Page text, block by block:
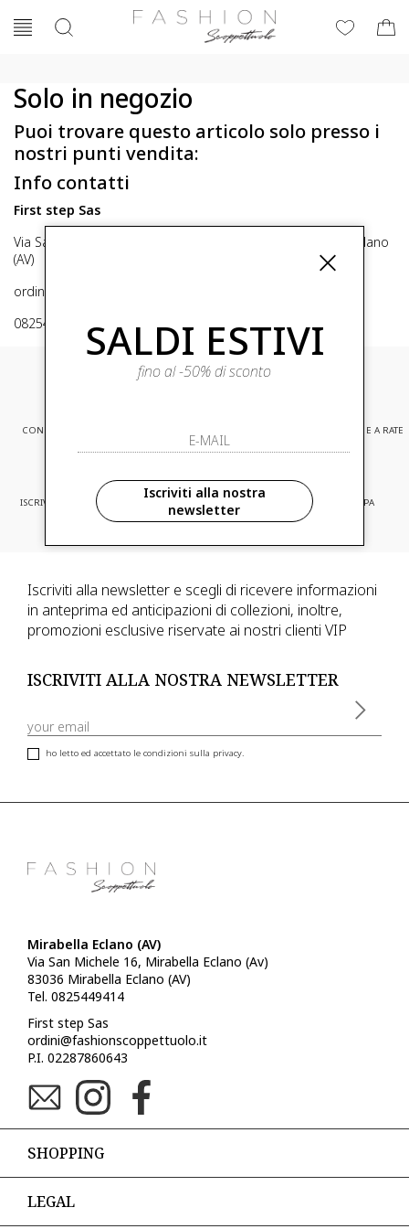
Solo in negozio
Puoi trovare questo articolo solo presso i
nostri punti vendita:
Info contatti
First step Sas
Via San Michele 16, Mirabella Eclano (Av) 83036 Mirabella Eclano
(AV)
ordini@fashionscoppettuolo.it
0825449414
CONSEGNA EXPRESS PAGAMENTI SICURI E A RATE
ISCRIVITI ED ACCEDI A PROMOZIONI
RISERVATE
CONSEGNA IN TUTTA EUROPA
Iscriviti alla newsletter e scegli di ricevere informazioni
in anteprima ed anticipazioni di collezioni, inoltre,
promozioni esclusive riservate ai nostri clienti VIP
ISCRIVITI ALLA NOSTRA NEWSLETTER
ho letto ed accettato le condizioni sulla privacy.
Mirabella Eclano (AV)
Via San Michele 16, Mirabella Eclano (Av)
83036 Mirabella Eclano (AV)
Tel. 0825449414
First step Sas
ordini@fashionscoppettuolo.it
P.I. 02287860643
SHOPPING
LEGAL
SALDI ESTIVI
fino al -50% di sconto
Iscriviti alla nostra
newsletter